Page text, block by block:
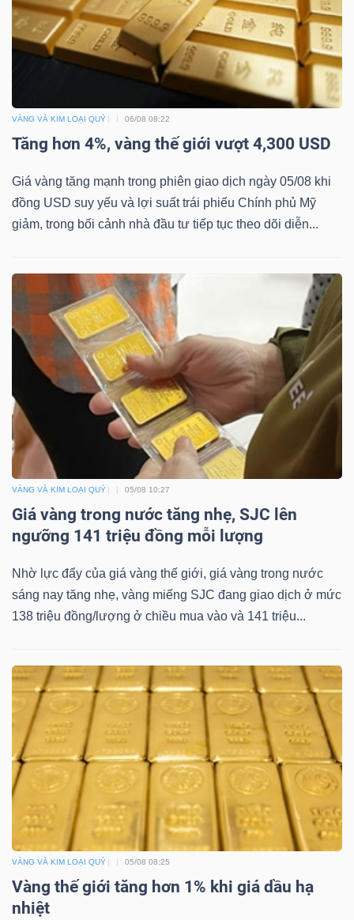
VÀNG VÀ KIM LOẠI QUÝ 06/08 08:22
Tăng hơn 4%, vàng thế giới vượt 4,300 USD
Giá vàng tăng mạnh trong phiên giao dịch ngày 05/08 khi
đồng USD suy yếu và lợi suất trái phiếu Chính phủ Mỹ
giảm, trong bối cảnh nhà đầu tư tiếp tục theo dõi diễn...
VÀNG VÀ KIM LOẠI QUÝ 05/08 10:27
Giá vàng trong nước tăng nhẹ, SJC lên
ngưỡng 141 triệu đồng mỗi lượng
Nhờ lực đẩy của giá vàng thế giới, giá vàng trong nước
sáng nay tăng nhẹ, vàng miếng SJC đang giao dịch ở mức
138 triệu đồng/lượng ở chiều mua vào và 141 triệu...
VÀNG VÀ KIM LOẠI QUÝ 05/08 08:25
Vàng thế giới tăng hơn 1% khi giá dầu hạ
nhiệt